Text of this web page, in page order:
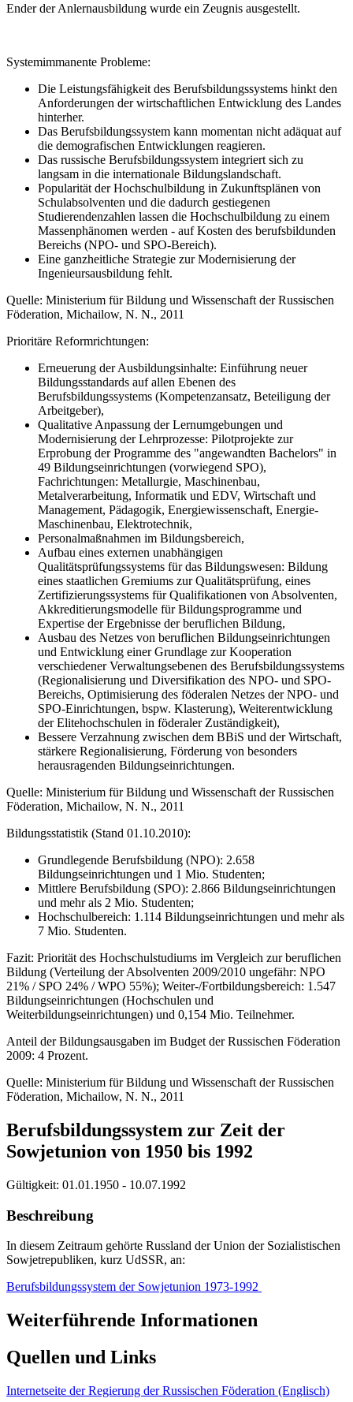
Ender der Anlernausbildung wurde ein Zeugnis ausgestellt.
Systemimmanente Probleme:
Die Leistungsfähigkeit des Berufsbildungssystems hinkt den
Anforderungen der wirtschaftlichen Entwicklung des Landes
hinterher.
Das Berufsbildungssystem kann momentan nicht adäquat auf
die demografischen Entwicklungen reagieren.
Das russische Berufsbildungssystem integriert sich zu
langsam in die internationale Bildungslandschaft.
Popularität der Hochschulbildung in Zukunftsplänen von
Schulabsolventen und die dadurch gestiegenen
Studierendenzahlen lassen die Hochschulbildung zu einem
Massenphänomen werden - auf Kosten des berufsbildunden
Bereichs (NPO- und SPO-Bereich).
Eine ganzheitliche Strategie zur Modernisierung der
Ingenieursausbildung fehlt.
Quelle: Ministerium für Bildung und Wissenschaft der Russischen
Föderation, Michailow, N. N., 2011
Prioritäre Reformrichtungen:
Erneuerung der Ausbildungsinhalte: Einführung neuer
Bildungsstandards auf allen Ebenen des
Berufsbildungssystems (Kompetenzansatz, Beteiligung der
Arbeitgeber),
Qualitative Anpassung der Lernumgebungen und
Modernisierung der Lehrprozesse: Pilotprojekte zur
Erprobung der Programme des "angewandten Bachelors" in
49 Bildungseinrichtungen (vorwiegend SPO),
Fachrichtungen: Metallurgie, Maschinenbau,
Metalverarbeitung, Informatik und EDV, Wirtschaft und
Management, Pädagogik, Energiewissenschaft, Energie-
Maschinenbau, Elektrotechnik,
Personalmaßnahmen im Bildungsbereich,
Aufbau eines externen unabhängigen
Qualitätsprüfungssystems für das Bildungswesen: Bildung
eines staatlichen Gremiums zur Qualitätsprüfung, eines
Zertifizierungssystems für Qualifikationen von Absolventen,
Akkreditierungsmodelle für Bildungsprogramme und
Expertise der Ergebnisse der beruflichen Bildung,
Ausbau des Netzes von beruflichen Bildungseinrichtungen
und Entwicklung einer Grundlage zur Kooperation
verschiedener Verwaltungsebenen des Berufsbildungssystems
(Regionalisierung und Diversifikation des NPO- und SPO-
Bereichs, Optimisierung des föderalen Netzes der NPO- und
SPO-Einrichtungen, bspw. Klasterung), Weiterentwicklung
der Elitehochschulen in föderaler Zuständigkeit),
Bessere Verzahnung zwischen dem BBiS und der Wirtschaft,
stärkere Regionalisierung, Förderung von besonders
herausragenden Bildungseinrichtungen.
Quelle: Ministerium für Bildung und Wissenschaft der Russischen
Föderation, Michailow, N. N., 2011
Bildungsstatistik (Stand 01.10.2010):
Grundlegende Berufsbildung (NPO): 2.658
Bildungseinrichtungen und 1 Mio. Studenten;
Mittlere Berufsbildung (SPO): 2.866 Bildungseinrichtungen
und mehr als 2 Mio. Studenten;
Hochschulbereich: 1.114 Bildungseinrichtungen und mehr als
7 Mio. Studenten.
Fazit: Priorität des Hochschulstudiums im Vergleich zur beruflichen
Bildung (Verteilung der Absolventen 2009/2010 ungefähr: NPO
21% / SPO 24% / WPO 55%); Weiter-/Fortbildungsbereich: 1.547
Bildungseinrichtungen (Hochschulen und
Weiterbildungseinrichtungen) und 0,154 Mio. Teilnehmer.
Anteil der Bildungsausgaben im Budget der Russischen Föderation
2009: 4 Prozent.
Quelle: Ministerium für Bildung und Wissenschaft der Russischen
Föderation, Michailow, N. N., 2011
Berufsbildungssystem zur Zeit der
Sowjetunion von 1950 bis 1992
Gültigkeit: 01.01.1950 - 10.07.1992
Beschreibung
In diesem Zeitraum gehörte Russland der Union der Sozialistischen
Sowjetrepubliken, kurz UdSSR, an:
Berufsbildungssystem der Sowjetunion 1973-1992
Weiterführende Informationen
Quellen und Links
Internetseite der Regierung der Russischen Föderation (Englisch)